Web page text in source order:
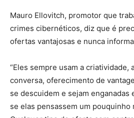
Mauro Ellovitch, promotor que
crimes cibernéticos, diz que é
ofertas vantajosas e nunca
“Eles sempre usam a criatividade,
conversa, oferecimento de
se descuidem e sejam enganadas
se elas pensassem um pouquinho